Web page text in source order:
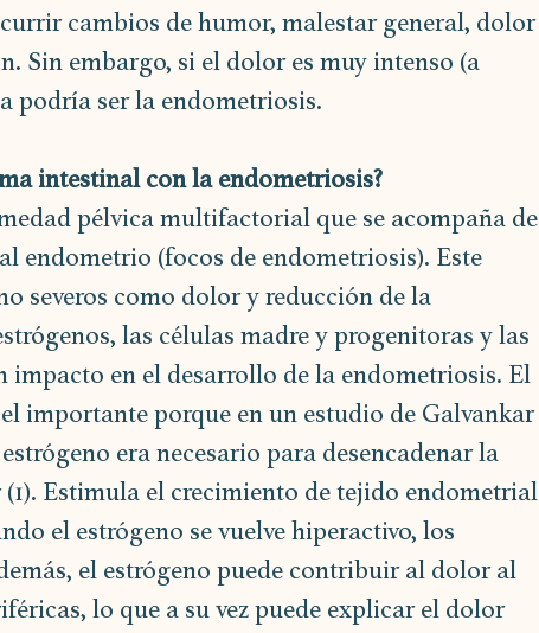
cambios de humor, malestar general, dolor
Sin embargo, si el dolor es muy intenso (a
podría ser la endometriosis.
intestinal con la endometriosis?
pélvica multifactorial que se acompaña de
endometrio (focos de endometriosis). Este
severos como dolor y reducción de la
las células madre y progenitoras y las
impacto en el desarrollo de la endometriosis. El
importante porque en un estudio de Galvankar
era necesario para desencadenar la
Estimula el crecimiento de tejido endometrial
el estrógeno se vuelve hiperactivo, los
el estrógeno puede contribuir al dolor al
lo que a su vez puede explicar el dolor